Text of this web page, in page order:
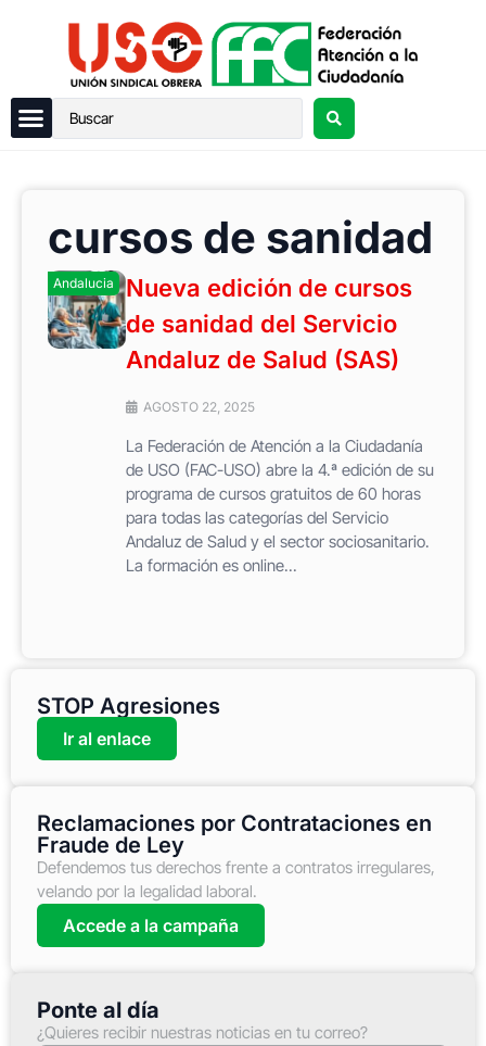
cursos de sanidad
Andalucia
Nueva edición de cursos
de sanidad del Servicio
Andaluz de Salud (SAS)
AGOSTO 22, 2025
La Federación de Atención a la Ciudadanía
de USO (FAC-USO) abre la 4.ª edición de su
programa de cursos gratuitos de 60 horas
para todas las categorías del Servicio
Andaluz de Salud y el sector sociosanitario.
La formación es online...
STOP Agresiones
Ir al enlace
Reclamaciones por Contrataciones en
Fraude de Ley
Defendemos tus derechos frente a contratos irregulares,
velando por la legalidad laboral.
Accede a la campaña
Ponte al día
¿Quieres recibir nuestras noticias en tu correo?